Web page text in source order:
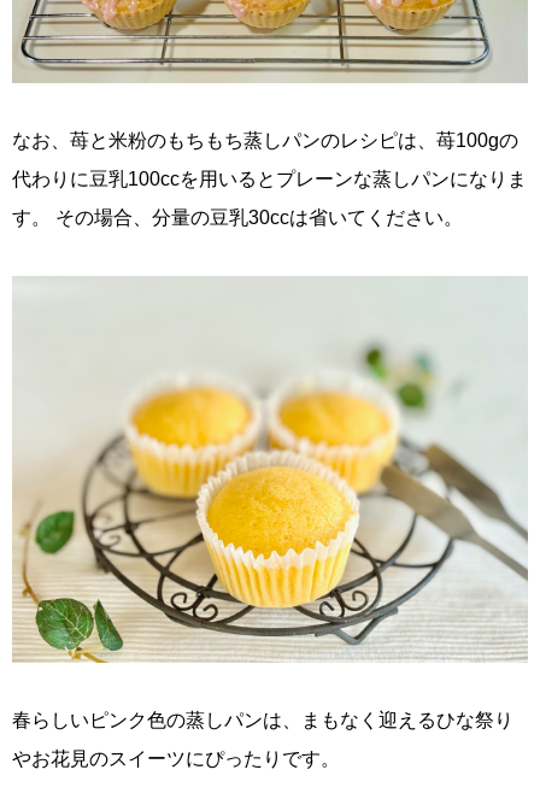
なお、苺と米粉のもちもち蒸しパンのレシピは、苺100gの
代わりに豆乳100ccを用いるとプレーンな蒸しパンになりま
す。 その場合、分量の豆乳30ccは省いてください。
春らしいピンク色の蒸しパンは、まもなく迎えるひな祭り
やお花見のスイーツにぴったりです。